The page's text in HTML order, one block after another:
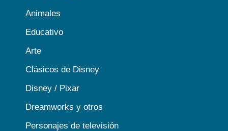
Animales
Educativo
Arte
Clásicos de Disney
Disney / Pixar
Dreamworks y otros
Personajes de televisión